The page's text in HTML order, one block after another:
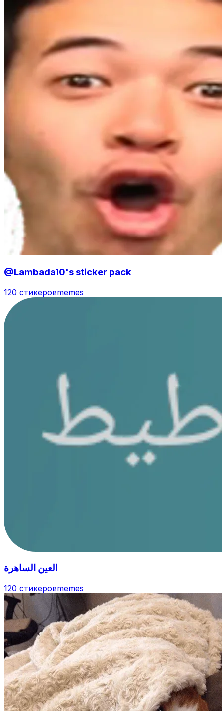
@Lambada10's sticker pack
120 стикеровmemes
العين الساهرة
120 стикеровmemes